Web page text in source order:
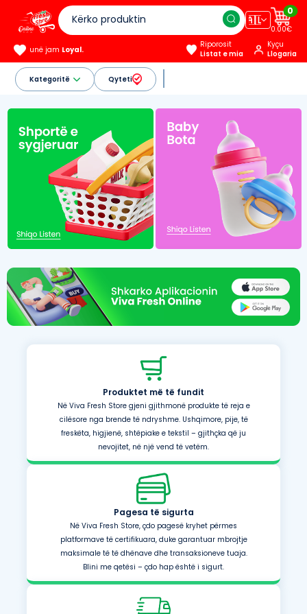
🇦🇱
0
0.00€
unë jam Loyal.
Riporosit
Listat e mia
Kyçu
Llogaria
Kategoritë Qyteti
Produktet më të fundit
Në Viva Fresh Store gjeni gjithmonë produkte të reja e
cilësore nga brende të ndryshme. Ushqimore, pije, të
freskëta, higjienë, shtëpiake e tekstil – gjithçka që ju
nevojitet, në një vend të vetëm.
Pagesa të sigurta
Në Viva Fresh Store, çdo pagesë kryhet përmes
platformave të certifikuara, duke garantuar mbrojtje
maksimale të të dhënave dhe transaksioneve tuaja.
Blini me qetësi – çdo hap është i sigurt.